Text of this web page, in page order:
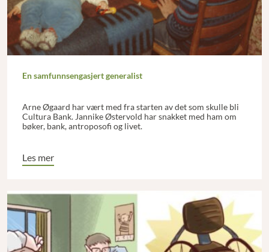
En samfunnsengasjert generalist
Arne Øgaard har vært med fra starten av det som skulle bli
Cultura Bank. Jannike Østervold har snakket med ham om
bøker, bank, antroposofi og livet.
Les mer